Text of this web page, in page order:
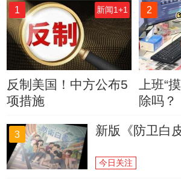
1 新闻1+1
反制美国！中方公布5
项措施
2
上班“
除吗？
3 新版《防卫白
今日关注